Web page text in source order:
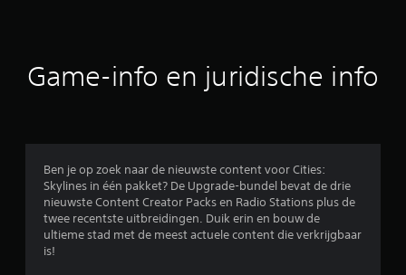
r
i
n
Game-info en juridische info
Ben je op zoek naar de nieuwste content voor Cities:
Skylines in één pakket? De Upgrade-bundel bevat de drie
nieuwste Content Creator Packs en Radio Stations plus de
twee recentste uitbreidingen. Duik erin en bouw de
ultieme stad met de meest actuele content die verkrijgbaar
is!